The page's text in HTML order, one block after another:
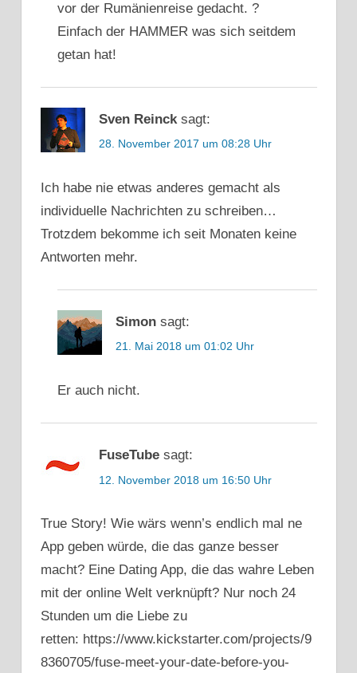
vor der Rumänienreise gedacht. ?
Einfach der HAMMER was sich seitdem
getan hat!
Sven Reinck sagt:
28. November 2017 um 08:28 Uhr
Ich habe nie etwas anderes gemacht als
individuelle Nachrichten zu schreiben…
Trotzdem bekomme ich seit Monaten keine
Antworten mehr.
Simon sagt:
21. Mai 2018 um 01:02 Uhr
Er auch nicht.
FuseTube sagt:
12. November 2018 um 16:50 Uhr
True Story! Wie wärs wenn’s endlich mal ne
App geben würde, die das ganze besser
macht? Eine Dating App, die das wahre Leben
mit der online Welt verknüpft? Nur noch 24
Stunden um die Liebe zu
retten: https://www.kickstarter.com/projects/9
8360705/fuse-meet-your-date-before-you-